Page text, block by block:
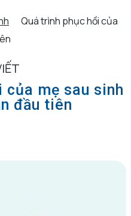
Quá trình phục hồi của
của mẹ sau sinh
đầu tiên